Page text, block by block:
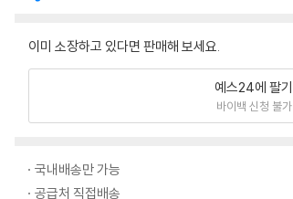
이미 소장하고 있다면 판매해 보세요.
예스24에 팔기
바이백 신청 불가
국내배송만 가능
공급처 직접배송